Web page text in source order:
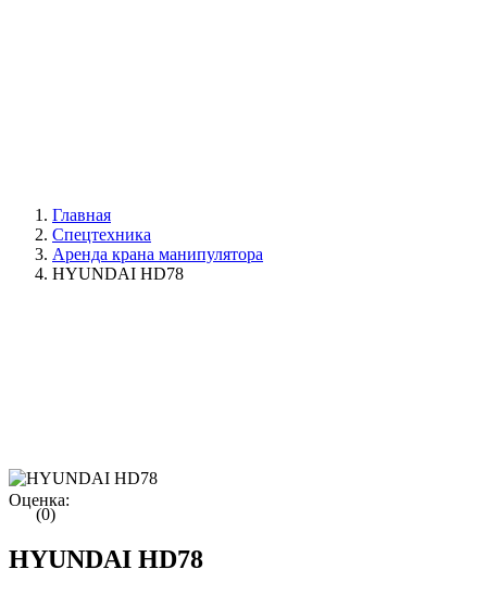
Главная
Спецтехника
Аренда крана манипулятора
HYUNDAI HD78
Оценка:
(0)
HYUNDAI HD78